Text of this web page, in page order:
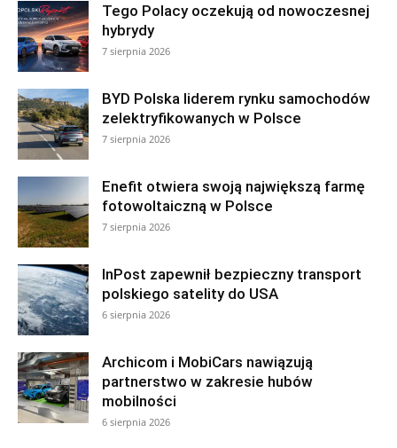
Tego Polacy oczekują od nowoczesnej
hybrydy
7 sierpnia 2026
BYD Polska liderem rynku samochodów
zelektryfikowanych w Polsce
7 sierpnia 2026
Enefit otwiera swoją największą farmę
fotowoltaiczną w Polsce
7 sierpnia 2026
InPost zapewnił bezpieczny transport
polskiego satelity do USA
6 sierpnia 2026
Archicom i MobiCars nawiązują
partnerstwo w zakresie hubów
mobilności
6 sierpnia 2026